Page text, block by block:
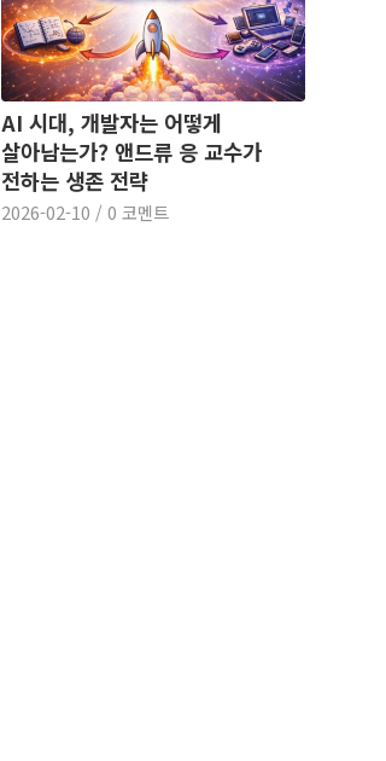
AI 시대, 개발자는 어떻게
살아남는가? 앤드류 응 교수가
전하는 생존 전략
2026-02-10 / 0 코멘트